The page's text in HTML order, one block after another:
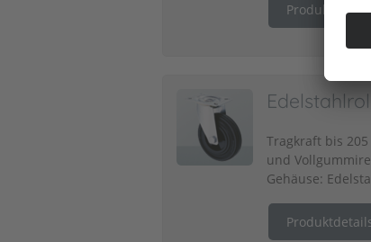
Tragkraft bis
und
Gehäuse: